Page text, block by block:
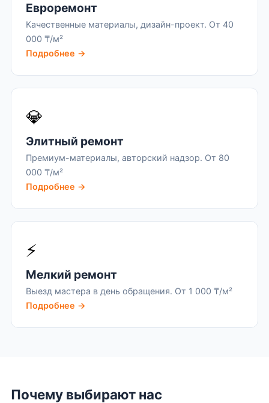
Евроремонт
Качественные материалы, дизайн-проект. От 40
000 ₸/м²
Подробнее →
💎
Элитный ремонт
Премиум-материалы, авторский надзор. От 80
000 ₸/м²
Подробнее →
⚡
Мелкий ремонт
Выезд мастера в день обращения. От 1 000 ₸/м²
Подробнее →
Почему выбирают нас